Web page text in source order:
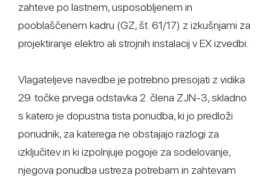
zahteve po lastnem, usposobljenem in
pooblaščenem kadru (GZ, št. 61/17) z izkušnjami za
projektiranje elektro ali strojnih instalacij v EX izvedbi.
Vlagateljeve navedbe je potrebno presojati z vidika
29. točke prvega odstavka 2. člena ZJN-3, skladno
s katero je dopustna tista ponudba, ki jo predloži
ponudnik, za katerega ne obstajajo razlogi za
izključitev in ki izpolnjuje pogoje za sodelovanje,
njegova ponudba ustreza potrebam in zahtevam